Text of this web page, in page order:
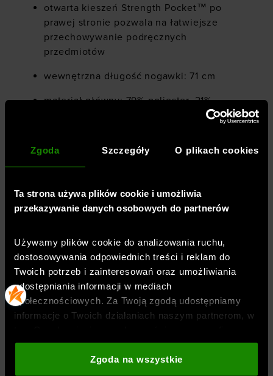
Zgoda Szczegóły O plikach cookies
Ta strona używa plików cookie i umożliwia
przekazywanie danych osobowych do partnerów
Używamy plików cookie do analizowania ruchu,
dostosowywania odpowiednich treści i reklam do
Twoich potrzeb i zainteresowań oraz umożliwiania
udostępniania informacji w mediach
społecznościowych. Za Twoją zgodą udostępniamy
informacje o Twoich działaniach naszym partnerom, w
zajmującym się reklamą i analityką internetową. Nasi
partnerzy mogą łączyć te informacje z innymi, które
podajesz poza tą stroną internetową, a także z
Zgoda na wszystkie
otwarta kieszeń Strength Pocket™ po
prawej stronie pozwala na łatwiejsze
przechowywanie podręcznych
przedmiotów
wewnętrzna długość nogawki: 71 cm
materiał główny: 79% poliester, 21%
Płeć: mężczyzna
Przeznaczenie: fitness / trening, crossfit
Kolor: Khaki
Marka: Under Armour
Długość
standardowa,
Kieszenie: bez kieszeni
Materiał dominujący: materiał syntetyczny